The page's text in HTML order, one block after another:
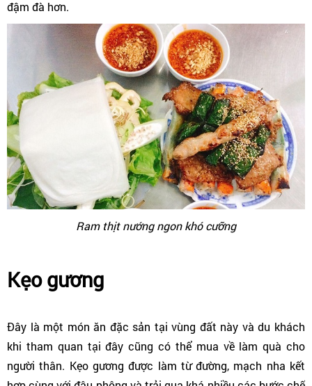
đậm đà hơn.
Ram thịt nướng ngon khó cưỡng
Kẹo gương
Đây là một món ăn đặc sản tại vùng đất này và du khách
khi tham quan tại đây cũng có thể mua về làm quà cho
người thân. Kẹo gương được làm từ đường, mạch nha kết